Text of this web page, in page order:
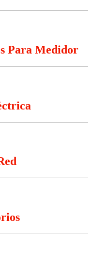
Para Medidor